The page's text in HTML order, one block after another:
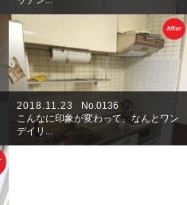
2018.11.23
No.0136
こんなに印象が変わって、なんとワン
デイリ...